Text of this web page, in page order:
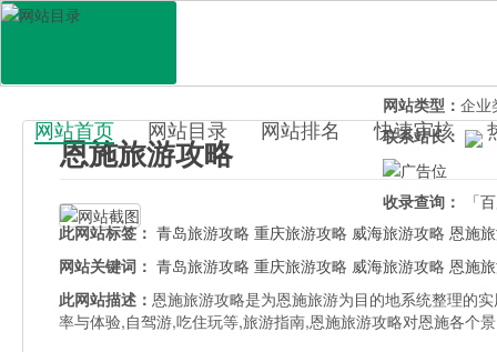
百科目录
网站首页 网站目录 网站排名 快速审核
恩施旅游攻略
网站类型： 企业
联系站长：
收录查询：
「
此网站标签： 青岛旅游攻略 重庆旅游攻略 威海旅游攻略 恩施
网站关键词： 青岛旅游攻略 重庆旅游攻略 威海旅游攻略 恩施
此网站描述： 恩施旅游攻略是为恩施旅游为目的地系统整理的
率与体验,自驾游,吃住玩等,旅游指南,恩施旅游攻略对恩施各个